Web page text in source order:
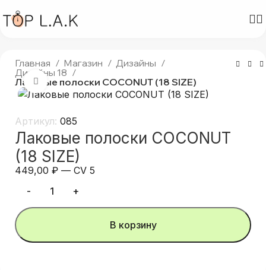
Главная Магазин
Дизайны
Дизайны 18
Лаковые полоски COCONUT (18 SIZE)
Нажмите, чтобы увеличить
Артикул:085
Лаковые полоски COCONUT
(18 SIZE)
449,00₽ —CV 5
В корзину